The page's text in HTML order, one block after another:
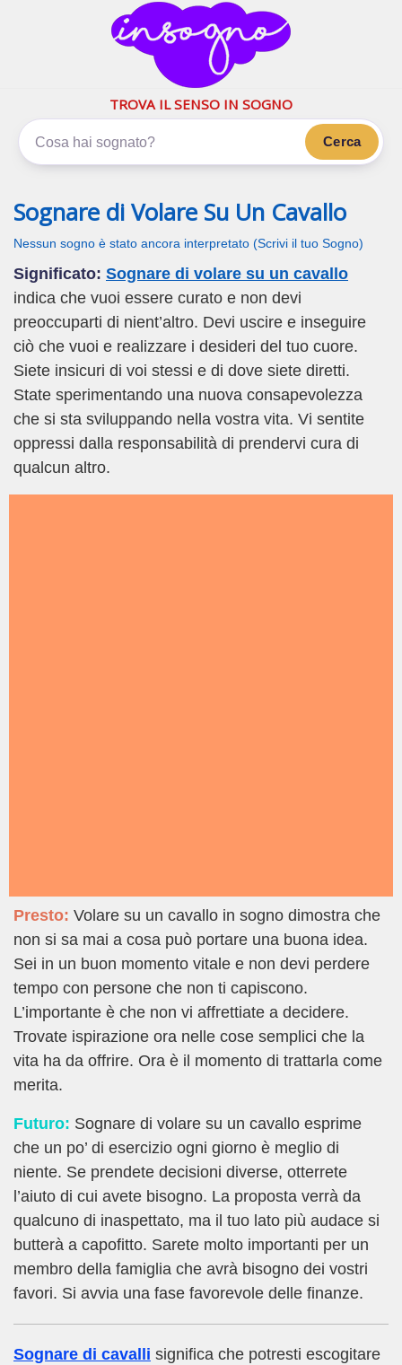
inSogno.com
I sogni significano di piùTROVA IL SENSO IN SOGNO
Cerca
Sognare di Volare Su Un Cavallo
Nessun sogno è stato ancora interpretato (Scrivi il tuo Sogno)
Significato: Sognare di volare su un cavallo
indica che vuoi essere curato e non devi
preoccuparti di nient’altro. Devi uscire e inseguire
ciò che vuoi e realizzare i desideri del tuo cuore.
Siete insicuri di voi stessi e di dove siete diretti.
State sperimentando una nuova consapevolezza
che si sta sviluppando nella vostra vita. Vi sentite
oppressi dalla responsabilità di prendervi cura di
qualcun altro.
Presto: Volare su un cavallo in sogno dimostra che
non si sa mai a cosa può portare una buona idea.
Sei in un buon momento vitale e non devi perdere
tempo con persone che non ti capiscono.
L’importante è che non vi affrettiate a decidere.
Trovate ispirazione ora nelle cose semplici che la
vita ha da offrire. Ora è il momento di trattarla come
merita.
Futuro: Sognare di volare su un cavallo esprime
che un po’ di esercizio ogni giorno è meglio di
niente. Se prendete decisioni diverse, otterrete
l’aiuto di cui avete bisogno. La proposta verrà da
qualcuno di inaspettato, ma il tuo lato più audace si
butterà a capofitto. Sarete molto importanti per un
membro della famiglia che avrà bisogno dei vostri
favori. Si avvia una fase favorevole delle finanze.
Sognare di cavalli significa che potresti escogitare